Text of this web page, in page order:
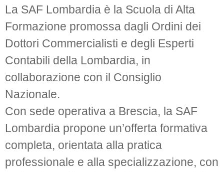
La SAF Lombardia è la Scuola di Alta
Formazione promossa dagli Ordini dei
Dottori Commercialisti e degli Esperti
Contabili della Lombardia, in
collaborazione con il Consiglio
Nazionale.
Con sede operativa a Brescia, la SAF
Lombardia propone un’offerta formativa
completa, orientata alla pratica
professionale e alla specializzazione, con